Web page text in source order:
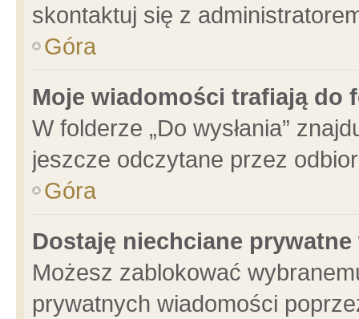
skontaktuj się z
Góra
Moje wiadomości trafiają do
W folderze „Do wysłania”
jeszcze odczytane przez
Góra
Dostaję niechciane
Możesz zablokować
prywatnych wiadomości